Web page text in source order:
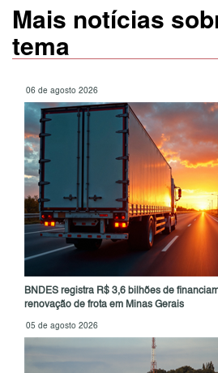
Mais notícias
tema
06 de agosto 2026
BNDES registra R$ 3,6 bilhões de
renovação de frota em Minas Gerais
05 de agosto 2026